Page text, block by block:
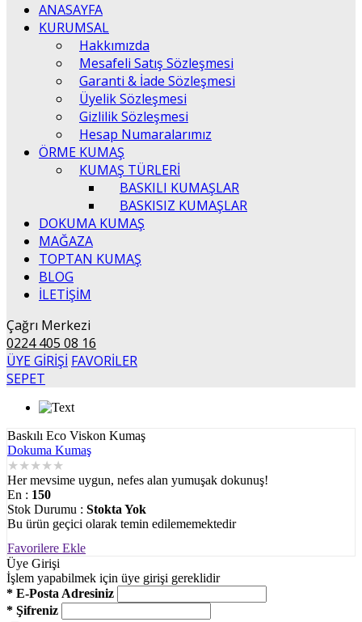
ANASAYFA
KURUMSAL
Hakkımızda
Mesafeli Satış Sözleşmesi
Garanti & İade Sözleşmesi
Üyelik Sözleşmesi
Gizlilik Sözleşmesi
Hesap Numaralarımız
ÖRME KUMAŞ
KUMAŞ TÜRLERİ
BASKILI KUMAŞLAR
BASKISIZ KUMAŞLAR
DOKUMA KUMAŞ
MAĞAZA
TOPTAN KUMAŞ
BLOG
İLETİŞİM
Çağrı Merkezi
0224 405 08 16
ÜYE GİRİŞİ FAVORİLER
SEPET
Baskılı Eco Viskon Kumaş
Dokuma Kumaş
★★★★★
Her mevsime uygun, nefes alan yumuşak dokunuş!
En : 150
Stok Durumu : Stokta Yok
Bu ürün geçici olarak temin edilememektedir
Favorilere Ekle
Üye Girişi
İşlem yapabilmek için üye girişi gereklidir
* E-Posta Adresiniz
* Şifreniz